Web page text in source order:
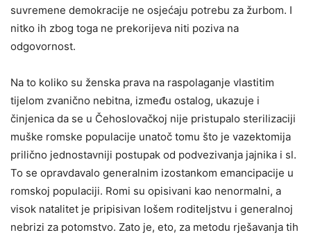
suvremene demokracije ne osjećaju potrebu za žurbom. I
nitko ih zbog toga ne prekorijeva niti poziva na
odgovornost.
Na to koliko su ženska prava na raspolaganje vlastitim
tijelom zvanično nebitna, između ostalog, ukazuje i
činjenica da se u Čehoslovačkoj nije pristupalo sterilizaciji
muške romske populacije unatoč tomu što je vazektomija
prilično jednostavniji postupak od podvezivanja jajnika i sl.
To se opravdavalo generalnim izostankom emancipacije u
romskoj populaciji. Romi su opisivani kao nenormalni, a
visok natalitet je pripisivan lošem roditeljstvu i generalnoj
nebrizi za potomstvo. Zato je, eto, za metodu rješavanja tih